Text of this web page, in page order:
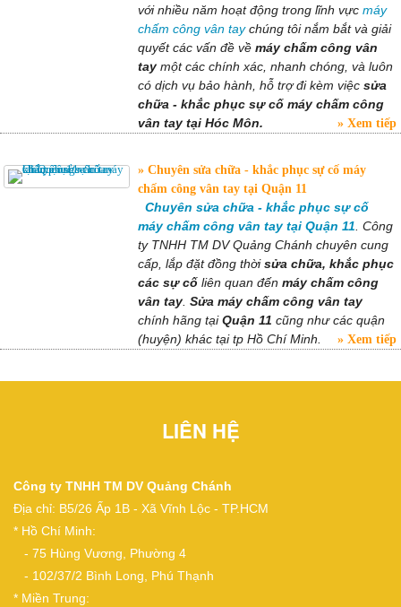
với nhiều năm hoạt động trong lĩnh vực máy
chấm công vân taychúng tôi nắm bắt và giải
quyết các vấn đề vềmáy chấm công vân
tay một các chính xác, nhanh chóng, và luôn
có dịch vụ bảo hành, hỗ trợ đi kèm việcsửa
chữa - khắc phục sự cố máy chấm công
vân tay tại Hóc Môn.
Xem tiếp
Chuyên sửa chữa - khắc phục sự cố máy
chấm công vân tay tại Quận 11
Chuyên sửa chữa - khắc phục sự cố
máy chấm công vân tay tại Quận 11 . Công
ty TNHH TM DV Quảng Chánh chuyên cung
cấp, lắp đặt đồng thờisửa chữa, khắc phục
các sự cố liên quan đếnmáy chấm công
vân tay Sửa máy chấm công vân tay
chính hãng tạiQuận 11 cũng như các quận
(huyện) khác tại tp Hồ Chí Minh.
Xem tiếp
LIÊN HỆ
Công ty TNHH TM DV Quảng Chánh
Địa chỉ: B5/26 Ấp 1B - Xã Vĩnh Lộc - TP.HCM
* Hồ Chí Minh:
- 75 Hùng Vương, Phường 4
- 102/37/2 Bình Long, Phú Thạnh
* Miền Trung: